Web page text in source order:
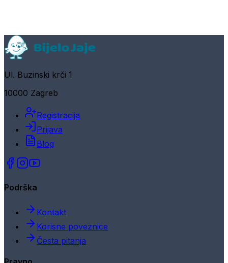
Ul. Buzinski krči 1
10000 Zagreb
Registracija
Prijava
Blog
Podrška
Kontakt
Korisne poveznice
Česta pitanja